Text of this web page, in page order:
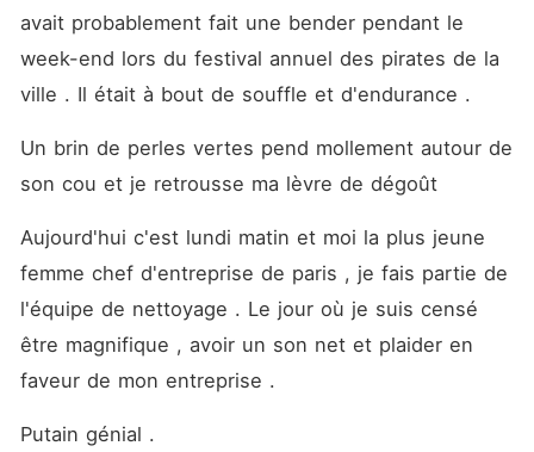
avait probablement fait une bender pendant le
week-end lors du festival annuel des pirates de la
ville . Il était à bout de souffle et d'endurance .
Un brin de perles vertes pend mollement autour de
son cou et je retrousse ma lèvre de dégoût
Aujourd'hui c'est lundi matin et moi la plus jeune
femme chef d'entreprise de paris , je fais partie de
l'équipe de nettoyage . Le jour où je suis censé
être magnifique , avoir un son net et plaider en
faveur de mon entreprise .
Putain génial .